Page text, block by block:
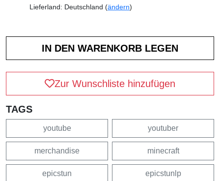
Lieferland: Deutschland (ändern)
Zur Wunschliste hinzufügen
TAGS
youtube youtuber
merchandise minecraft
epicstun epicstunlp